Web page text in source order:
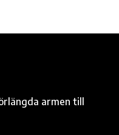
p
armen till